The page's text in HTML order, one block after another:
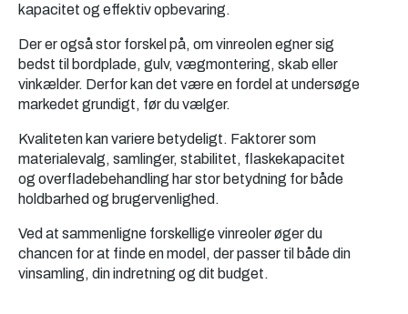
kapacitet og effektiv opbevaring.
Der er også stor forskel på, om vinreolen egner sig
bedst til bordplade, gulv, vægmontering, skab eller
vinkælder. Derfor kan det være en fordel at undersøge
markedet grundigt, før du vælger.
Kvaliteten kan variere betydeligt. Faktorer som
materialevalg, samlinger, stabilitet, flaskekapacitet
og overfladebehandling har stor betydning for både
holdbarhed og brugervenlighed.
Ved at sammenligne forskellige vinreoler øger du
chancen for at finde en model, der passer til både din
vinsamling, din indretning og dit budget.